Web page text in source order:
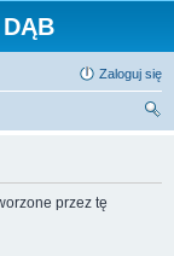
Zaloguj się
przez tę